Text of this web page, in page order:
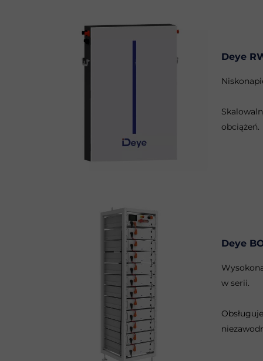
Deye
w serii.
Deye
obciążeń.